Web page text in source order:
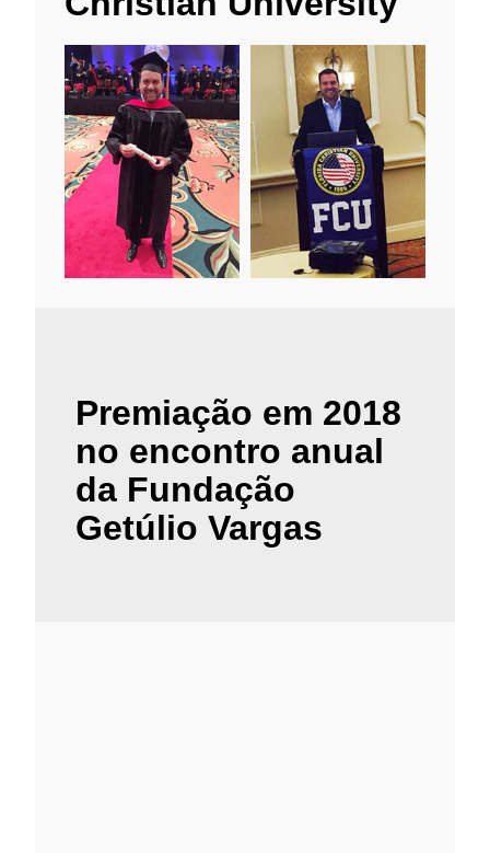
Premiação em 2018
no encontro anual
da Fundação
Getúlio Vargas